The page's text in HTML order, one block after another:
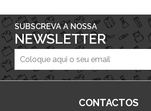
SUBSCREVA A NOSSA
NEWSLETTER
CONTACTOS